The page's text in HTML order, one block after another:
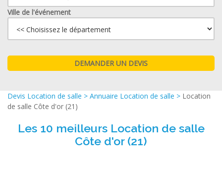
Ville de l'événement
Devis Location de salle > Annuaire Location de salle > Location
de salle Côte d'or (21)
Les 10 meilleurs Location de salle
Côte d'or (21)